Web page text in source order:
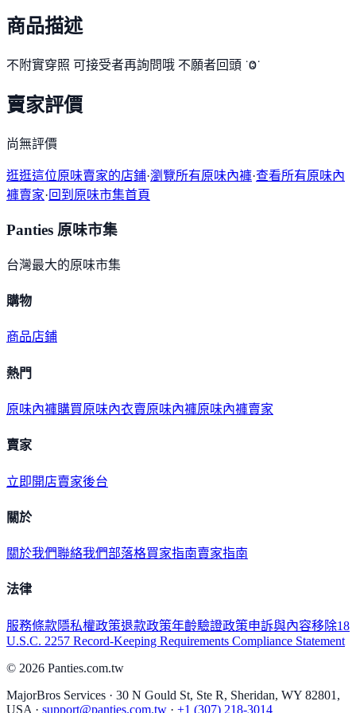
商品描述
不附實穿照 可接受者再詢問哦 不願者回頭 ˙Ⱉ˙
賣家評價
尚無評價
逛逛這位原味賣家的店鋪·瀏覽所有原味內褲·查看所有原味內
褲賣家·回到原味市集首頁
Panties 原味市集
台灣最大的原味市集
購物
商品店鋪
熱門
原味內褲購買原味內衣賣原味內褲原味內褲賣家
賣家
立即開店賣家後台
關於
關於我們聯絡我們部落格買家指南賣家指南
法律
服務條款隱私權政策退款政策年齡驗證政策申訴與內容移除18
U.S.C. 2257 Record-Keeping Requirements Compliance Statement
© 2026 Panties.com.tw
MajorBros Services · 30 N Gould St, Ste R, Sheridan, WY 82801,
USA · support@panties.com.tw · +1 (307) 218-3014